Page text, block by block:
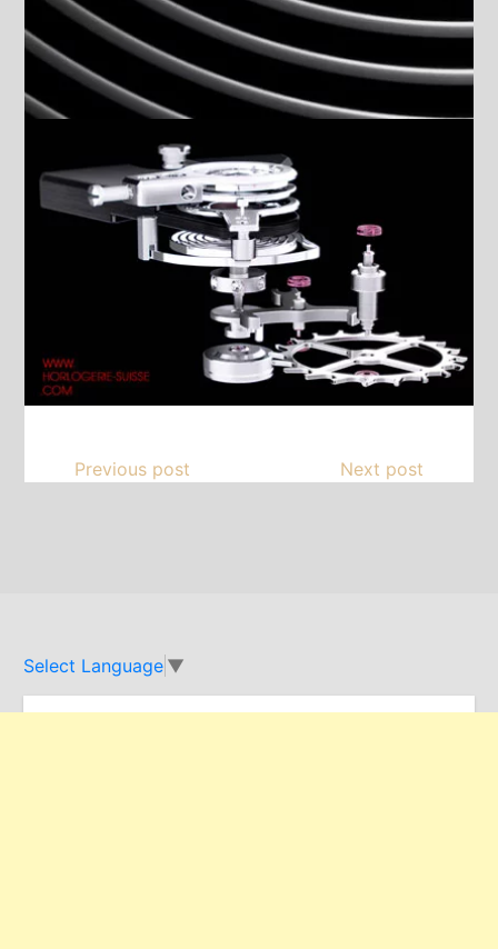
Previous post Next post
Select Language ▼